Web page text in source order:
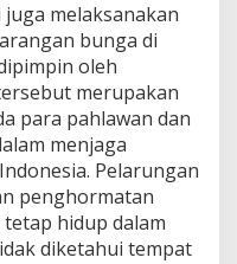
melaksanakan
bunga di
oleh
merupakan
para pahlawan dan
menjaga
Pelarungan
penghormatan
hidup dalam
diketahui tempat